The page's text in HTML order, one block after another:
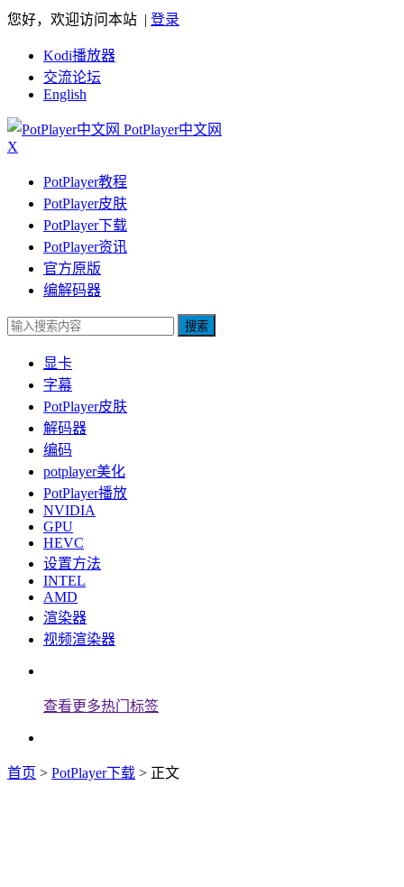
您好，欢迎访问本站 | 登录
Kodi播放器
交流论坛
English
PotPlayer中文网
X
PotPlayer教程
PotPlayer皮肤
PotPlayer下载
PotPlayer资讯
官方原版
编解码器
搜索
显卡
字幕
PotPlayer皮肤
解码器
编码
potplayer美化
PotPlayer播放
NVIDIA
GPU
HEVC
设置方法
INTEL
AMD
渲染器
视频渲染器
查看更多热门标签
首页 > PotPlayer下载 > 正文